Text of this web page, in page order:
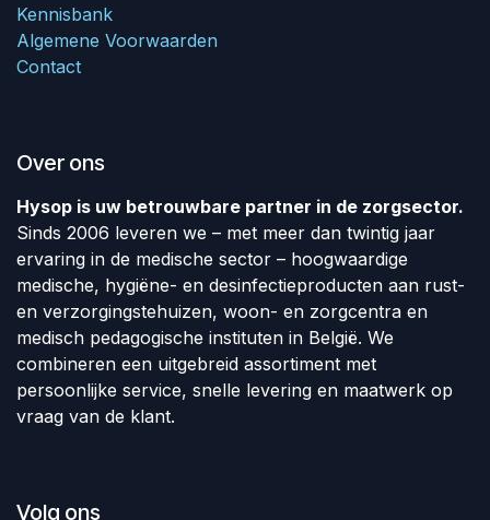
Kennisbank
Algemene Voorwaarden
Contact
Over ons
Hysop is uw betrouwbare partner in de zorgsector.
Sinds 2006 leveren we – met meer dan twintig jaar
ervaring in de medische sector – hoogwaardige
medische, hygiëne- en desinfectieproducten aan rust-
en verzorgingstehuizen, woon- en zorgcentra en
medisch pedagogische instituten in België. We
combineren een uitgebreid assortiment met
persoonlijke service, snelle levering en maatwerk op
vraag van de klant.
Volg ons